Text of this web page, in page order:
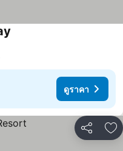
ดูราคา
แชร์ เ